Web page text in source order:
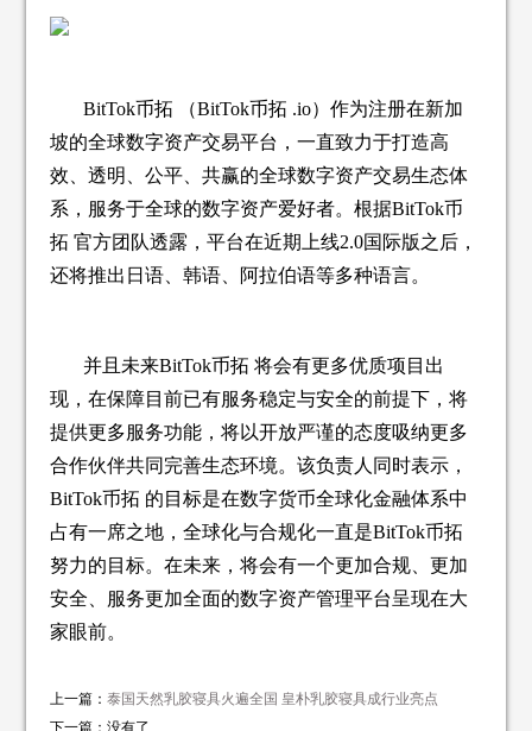
BitTok币拓 （BitTok币拓 .io）作为注册在新加
坡的全球数字资产交易平台，一直致力于打造高
效、透明、公平、共赢的全球数字资产交易生态体
系，服务于全球的数字资产爱好者。根据BitTok币
拓 官方团队透露，平台在近期上线2.0国际版之后，
还将推出日语、韩语、阿拉伯语等多种语言。
并且未来BitTok币拓 将会有更多优质项目出
现，在保障目前已有服务稳定与安全的前提下，将
提供更多服务功能，将以开放严谨的态度吸纳更多
合作伙伴共同完善生态环境。该负责人同时表示，
BitTok币拓 的目标是在数字货币全球化金融体系中
占有一席之地，全球化与合规化一直是BitTok币拓
努力的目标。在未来，将会有一个更加合规、更加
安全、服务更加全面的数字资产管理平台呈现在大
家眼前。
上一篇：泰国天然乳胶寝具火遍全国 皇朴乳胶寝具成行业亮点
下一篇：没有了